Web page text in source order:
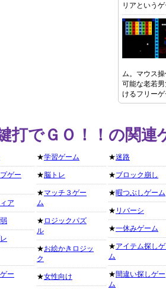
リアという
ム。マウス
可能な老若
けるフリー
打でＧＯ！！の関連
ゲー
ア
ー
★学習ゲーム
★脳トレ
★マッチ３ゲー
ム
★ ロジックパズ
ル
★お絵かきロジッ
ク
★女性向け
★迷路
★ブロック崩し
★暇つぶしゲーム
★ リバーシ
★一休みゲーム
★アイテム探し
ム
★間違い探しゲー
ム